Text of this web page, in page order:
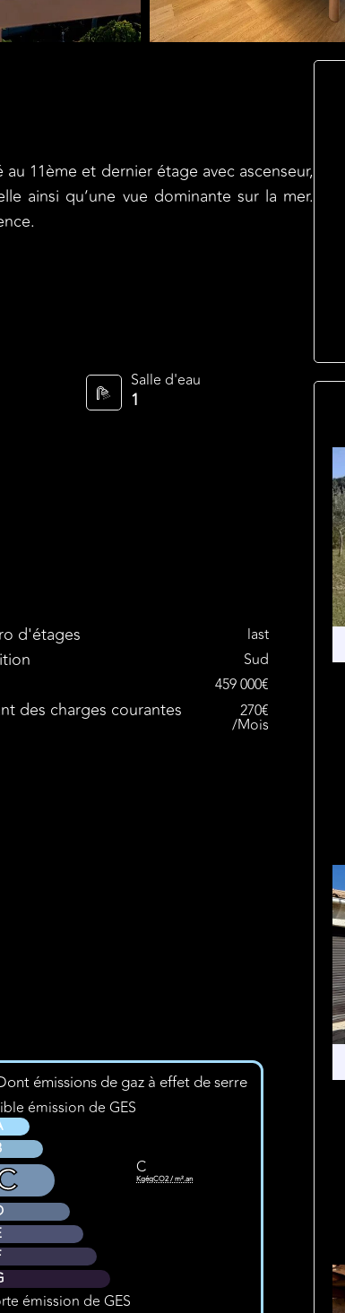
11ème et dernier étage avec ascenseur,
ainsi qu’une vue dominante sur la mer.
Salle d'eau
1
d'étages last
Sud
459 000€
des charges courantes 270€
/Mois
émissions de gaz à effet de serre
émission de GES
émission de GES
C
KgéqCO2 / m².an